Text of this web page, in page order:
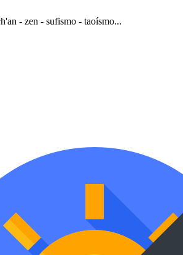
- zen - sufismo - taoísmo...